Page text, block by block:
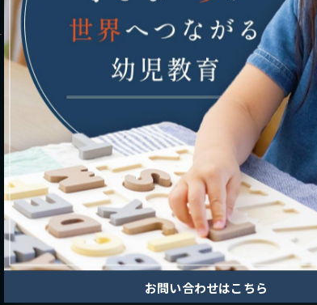
一覧に戻る
お問い合わせはこちら